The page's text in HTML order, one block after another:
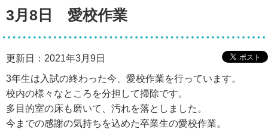
3月8日 愛校作業
更新日：2021年3月9日
3年生は入試の終わった今、愛校作業を行っています。
校内の様々なところを分担して掃除です。
多目的室の床も磨いて、汚れを落としました。
今までの感謝の気持ちを込めた卒業生の愛校作業。